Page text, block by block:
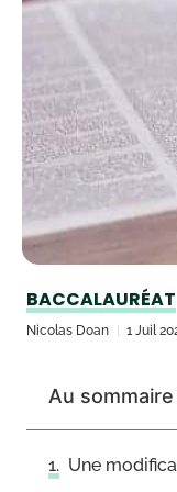
BACCALAURÉAT
Nicolas Doan 1 Juil
Au
Une